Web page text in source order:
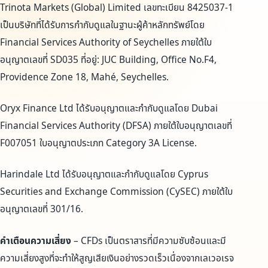
Trinota Markets (Global) Limited เลขทะเบียน 8425037-1
เป็นบริษัทที่ได้รับการกำกับดูแลในฐานะผู้ค้าหลักทรัพย์โดย
Financial Services Authority of Seychelles ภายใต้ใบ
อนุญาตเลขที่ SD035 ที่อยู่: JUC Building, Office No.F4,
Providence Zone 18, Mahé, Seychelles.
Oryx Finance Ltd ได้รับอนุญาตและกำกับดูแลโดย Dubai
Financial Services Authority (DFSA) ภายใต้ใบอนุญาตเลขที่
F007051 ใบอนุญาตประเภท Category 3A License.
Harindale Ltd ได้รับอนุญาตและกำกับดูแลโดย Cyprus
Securities and Exchange Commission (CySEC) ภายใต้ใบ
อนุญาตเลขที่ 301/16.
คำเตือนความเสี่ยง– CFDs เป็นตราสารที่มีความซับซ้อนและมี
ความเสี่ยงสูงที่จะทำให้สูญเสียเงินอย่างรวดเร็วเนื่องจากเลเวอเรจ